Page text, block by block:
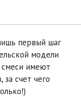
первый шаг
модели
смеси имеют
счет чего